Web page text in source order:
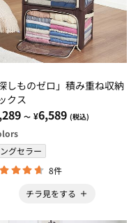
探しものゼロ」積み重ね収納
クス
～ ¥6,589 (税込)
グセラー
8件
チラ見をする